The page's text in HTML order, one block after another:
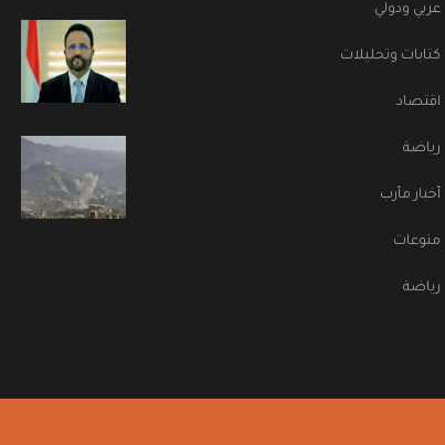
عربي ودولي
كتابات وتحليلات
اقتصاد
رياضة
أخبار مأرب
منوعات
رياضة